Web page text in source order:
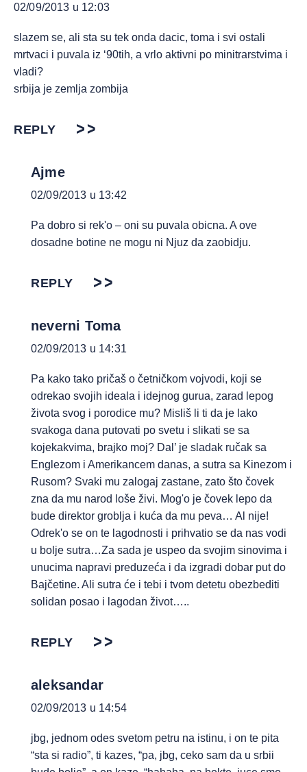
02/09/2013 u 12:03
slazem se, ali sta su tek onda dacic, toma i svi ostali
mrtvaci i puvala iz ‘90tih, a vrlo aktivni po minitrarstvima i
vladi?
srbija je zemlja zombija
REPLY
Ajme
02/09/2013 u 13:42
Pa dobro si rek'o – oni su puvala obicna. A ove
dosadne botine ne mogu ni Njuz da zaobidju.
REPLY
neverni Toma
02/09/2013 u 14:31
Pa kako tako pričaš o četničkom vojvodi, koji se
odrekao svojih ideala i idejnog gurua, zarad lepog
života svog i porodice mu? Misliš li ti da je lako
svakoga dana putovati po svetu i slikati se sa
kojekakvima, brajko moj? Dal’ je sladak ručak sa
Englezom i Amerikancem danas, a sutra sa Kinezom i
Rusom? Svaki mu zalogaj zastane, zato što čovek
zna da mu narod loše živi. Mog'o je čovek lepo da
bude direktor groblja i kuća da mu peva… Al nije!
Odrek'o se on te lagodnosti i prihvatio se da nas vodi
u bolje sutra…Za sada je uspeo da svojim sinovima i
unucima napravi preduzeća i da izgradi dobar put do
Bajčetine. Ali sutra će i tebi i tvom detetu obezbediti
solidan posao i lagodan život…..
REPLY
aleksandar
02/09/2013 u 14:54
jbg, jednom odes svetom petru na istinu, i on te pita
“sta si radio”, ti kazes, “pa, jbg, ceko sam da u srbii